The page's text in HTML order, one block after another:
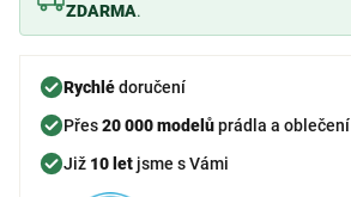
ZDARMA.
Rychlédoručení
Přes20 000 modelůprádla a oblečení
Již 10 let jsme s Vámi